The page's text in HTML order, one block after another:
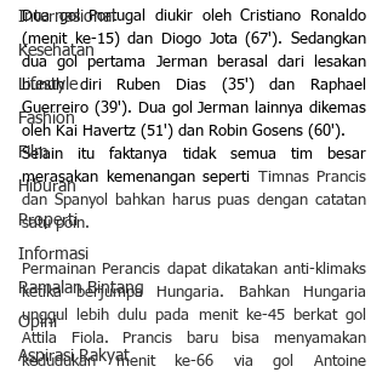
Internasional
Kesehatan
Lifestyle
Fashion
Film
Hiburan
Properti
Informasi
Ramalan Bintang
Opini
Aspirasi Rakyat
Dua gol Portugal diukir oleh Cristiano Ronaldo
(menit ke-15) dan Diogo Jota (67'). Sedangkan
dua gol pertama Jerman berasal dari lesakan
bunuh diri Ruben Dias (35') dan Raphael
Guerreiro (39'). Dua gol Jerman lainnya dikemas
oleh Kai Havertz (51') dan Robin Gosens (60').
Selain itu faktanya tidak semua tim besar
merasakan kemenangan seperti
Timnas Prancis
dan Spanyol bahkan harus puas dengan catatan
satu poin.
Permainan Perancis dapat dikatakan anti-klimaks
ketika berjumpa Hungaria. Bahkan Hungaria
unggul lebih dulu pada menit ke-45 berkat gol
Attila Fiola. Prancis baru bisa menyamakan
kedudukan menit ke-66 via gol Antoine